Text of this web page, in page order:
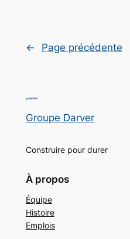
← Page précédente
Groupe Darver
Construire pour durer
À propos
Équipe
Histoire
Emplois